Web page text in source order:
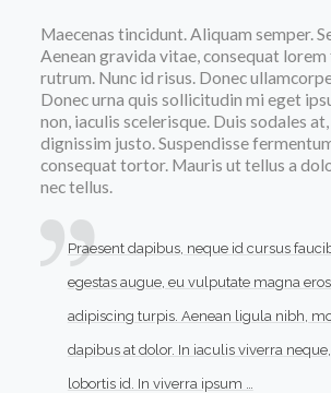
Maecenas tincidunt. Aliquam semper.
Aenean gravida vitae, consequat
rutrum. Nunc id risus. Donec
Donec urna quis sollicitudin mi eget
non, iaculis scelerisque. Duis sodales
dignissim justo. Suspendisse
consequat tortor. Mauris ut tellus a
nec tellus.
Praesent dapibus, neque id cursus
egestas augue, eu vulputate magna
adipiscing turpis. Aenean ligula nibh,
dapibus at dolor. In iaculis viverra
lobortis id. In viverra ipsum …